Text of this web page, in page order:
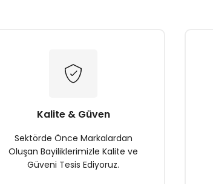
Kalite & Güven
Sektörde Önce Markalardan
Oluşan Bayiliklerimizle Kalite ve
Güveni Tesis Ediyoruz.